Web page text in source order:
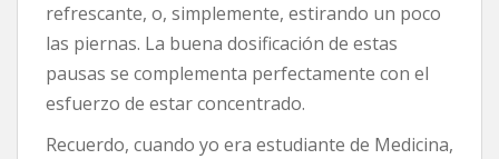
refrescante, o, simplemente, estirando un poco
las piernas. La buena dosificación de estas
pausas se complementa perfectamente con el
esfuerzo de estar concentrado.
Recuerdo, cuando yo era estudiante de Medicina,